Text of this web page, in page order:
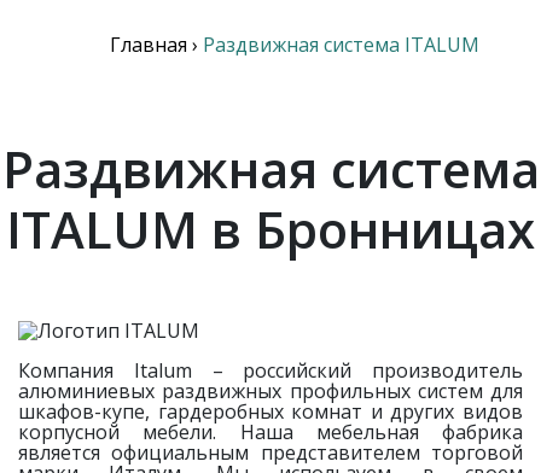
Главная › Раздвижная система ITALUM
Раздвижная система
ITALUM в Бронницах
Компания Italum – российский производитель
алюминиевых раздвижных профильных систем для
шкафов-купе, гардеробных комнат и других видов
корпусной мебели. Наша мебельная фабрика
является официальным представителем торговой